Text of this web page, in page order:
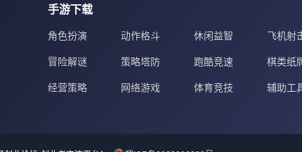
手游下载
角色扮演 动作格斗 休闲益智
飞机射
冒险解谜
策略塔防 跑酷竞速
棋类纸
经营策略
网络游戏 体育竞技 辅助工